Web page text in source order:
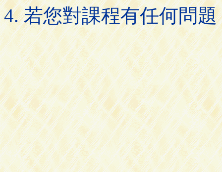
若您對課程有任何問